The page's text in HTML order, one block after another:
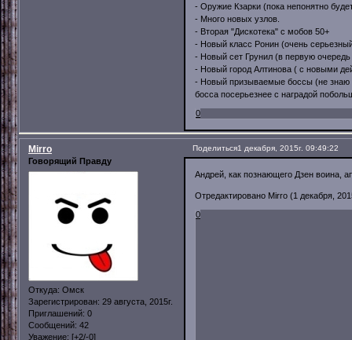
- Оружие Кзарки (пока непонятно
- Много новых узлов.
- Вторая "Дискотека" с мобов 50+
- Новый класс Ронин (очень
- Новый сет Грунил (в первую
- Новый город Алтинова ( с новыми
- Новый призываемые боссы (не знаю
босса посерьезнее с наградой
0
Поделиться1 декабря, 2015г. 09:49:22
Mirro
Говорящий Правду
Откуда: Омск
Зарегистрирован: 29 августа, 2015г.
Приглашений: 0
Сообщений: 42
Уважение: [+2/-0]
Андрей, как познающего Дзен воина,
Отредактировано Mirro (1 декабря,
0